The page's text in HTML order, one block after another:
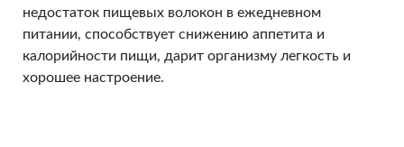
недостаток пищевых волокон в ежедневном
питании, способствует снижению аппетита и
калорийности пищи, дарит организму легкость и
хорошее настроение.